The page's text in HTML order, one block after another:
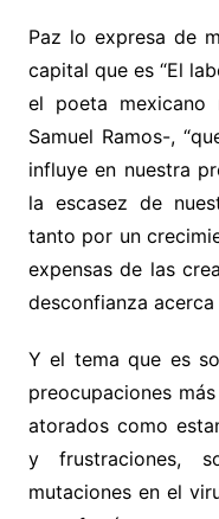
Paz lo expresa de
capital que es “El
el poeta mexicano
Samuel Ramos-,
influye en nuestra
la escasez de
tanto por un
expensas de las
desconfianza
Y el tema que es
preocupaciones
atorados como
y frustraciones,
mutaciones en el